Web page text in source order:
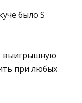
было S
выигрышную
при любых